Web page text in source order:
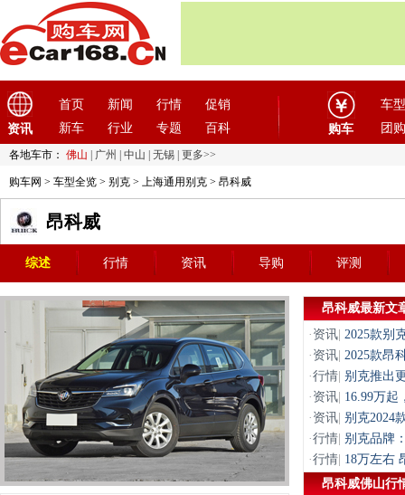
资讯
首页 新闻 行情
促销
新车
行业 专题 百科 购车
车型
团购
各地车市： 佛山 广州 中山 无锡 更多>>
购车网 > 车型全览 > 别克 > 上海通用别克 > 昂科威
昂科威
综述 行情 资讯 导购 评测
昂科威最新文
· 资讯 2025款别
· 资讯 2025款昂
·行情 别克推出
· 资讯 16.99万起
· 资讯 别克2024
·行情 别克品牌
·行情 18万左右
昂科威佛山行